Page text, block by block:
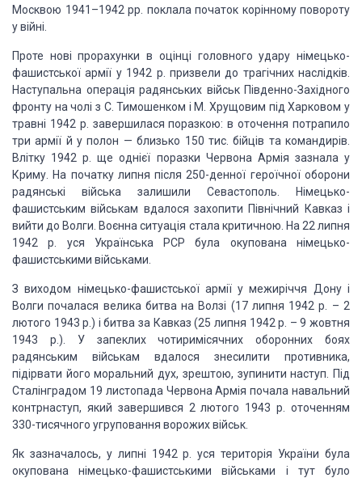
Москвою 1941–1942 рр. поклала початок корінному повороту
у війні.
Проте нові прорахунки в оцінці головного удару німецько-
фашистської армії у1942 р. призвели до трагічних наслідків.
Наступальна операція радянських військПівденно-Західного
фронту на чолі з С. Тимошенком і М. Хрущовим під Харковом у
травні 1942 р. завершилася поразкою: в оточення потрапило
три армії й у полон — близько 150 тис. бійців та командирів.
Влітку 1942 р. ще однієї поразки Червона Армія зазнала у
Криму. На початку липня після 250-денної героїчної оборони
радянські війська залишили Севастополь. Німецько-
фашистським військам вдалося захопити Північний Кавказ і
вийти до Волги. Воєнна ситуація стала критичною. На 22 липня
1942 р. уся Українська РСР була окупована німецько-
фашистськими військами.
З виходом німецько-фашистської армії у межиріччя Дону і
Волги почалася велика битва на Волзі (17 липня 1942 р. – 2
лютого 1943 р.) і битва за Кавказ (25 липня 1942 р. – 9 жовтня
1943 р.). У запеклих чотиримісячних оборонних боях
радянським військам вдалося знесилити противника,
підірвати його моральний дух, зрештою, зупинити наступ. Під
Сталінградом 19 листопада Червона Армія почала навальний
контрнаступ, який завершився 2 лютого 1943 р. оточенням
330-тисячного угруповання ворожих військ.
Як зазначалось, у липні 1942 р. уся територія України була
окупована німецько-фашистськими військами і тут було